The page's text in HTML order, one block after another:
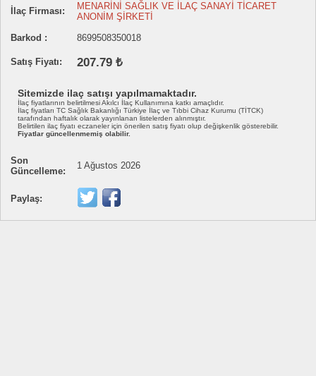
İlaç Firması:
MENARİNİ SAĞLIK VE İLAÇ SANAYİ TİCARET
ANONİM ŞİRKETİ
Barkod :
8699508350018
Satış Fiyatı: 207.79 ₺
Sitemizde ilaç satışı yapılmamaktadır.
İlaç fiyatlarının belirtilmesi Akılcı İlaç Kullanımına katkı amaçlıdır.
İlaç fiyatları TC Sağlık Bakanlığı Türkiye İlaç ve Tıbbi Cihaz Kurumu (TİTCK)
tarafından haftalık olarak yayınlanan listelerden alınmıştır.
Belirtilen ilaç fiyatı eczaneler için önerilen satış fiyatı olup değişkenlik gösterebilir.
Fiyatlar güncellenmemiş olabilir.
Son
Güncelleme:
1 Ağustos 2026
Paylaş: